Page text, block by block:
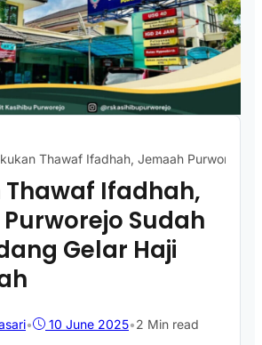
Thawaf Ifadhah, Jemaah Purworejo
Thawaf Ifadhah,
Sudah
Gelar Haji
• 10 June 2025•2 Min read